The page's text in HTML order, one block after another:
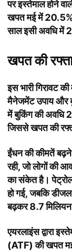
पर इस्तेमाल होने
खपत मई में 20.5%
साल इसी अवधि में
खपत की
इस भारी गिरावट
मैनेजमेंट उपाय और
में बुकिंग की अवधि
जिससे खपत की
ईंधन की कीमतें
रही, जो लोगों की
का संकेत है।
हो गई, जबकि
बढ़कर 8.7 मिलियन
एयरलाइंस द्वारा
(ATF) की खपत